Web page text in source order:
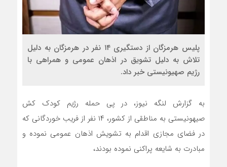
پلیس هرمزگان از دستگیری ۱۴ نفر در هرمزگان به دلیل
تلاش به دلیل تشویق در اذهان عمومی و همراهی با
رژیم صهیونیستی خبر داد.
به گزارش لنگه نیوز، در پی حمله رژیم کودک کش
صیهونیستی به مناطقی از کشور، ۱۴ نفر از فریب خوردگانی که
در فضای مجازی اقدام به تشویش اذهان عمومی نموده و
مبادرت به شایعه پراکنی نموده بودند،